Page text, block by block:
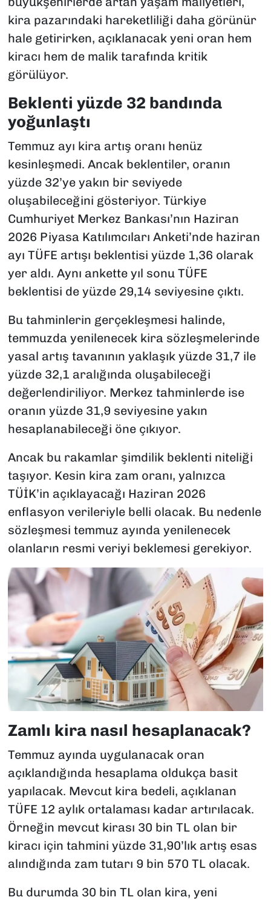
kira pazarındaki hareketliliği daha görünür
hale getirirken, açıklanacak yeni oran hem
kiracı hem de malik tarafında kritik
görülüyor.
Beklenti yüzde 32 bandında
yoğunlaştı
Temmuz ayı kira artış oranı henüz
kesinleşmedi. Ancak beklentiler, oranın
yüzde 32’ye yakın bir seviyede
oluşabileceğini gösteriyor. Türkiye
Cumhuriyet Merkez Bankası’nın Haziran
2026 Piyasa Katılımcıları Anketi’nde haziran
ayı TÜFE artışı beklentisi yüzde 1,36 olarak
yer aldı. Aynı ankette yıl sonu TÜFE
beklentisi de yüzde 29,14 seviyesine çıktı.
Bu tahminlerin gerçekleşmesi halinde,
temmuzda yenilenecek kira sözleşmelerinde
yasal artış tavanının yaklaşık yüzde 31,7 ile
yüzde 32,1 aralığında oluşabileceği
değerlendiriliyor. Merkez tahminlerde ise
oranın yüzde 31,9 seviyesine yakın
hesaplanabileceği öne çıkıyor.
Ancak bu rakamlar şimdilik beklenti niteliği
taşıyor. Kesin kira zam oranı, yalnızca
TÜİK’in açıklayacağı Haziran 2026
enflasyon verileriyle belli olacak. Bu nedenle
sözleşmesi temmuz ayında yenilenecek
olanların resmi veriyi beklemesi gerekiyor.
Zamlı kira nasıl hesaplanacak?
Temmuz ayında uygulanacak oran
açıklandığında hesaplama oldukça basit
yapılacak. Mevcut kira bedeli, açıklanan
TÜFE 12 aylık ortalaması kadar artırılacak.
Örneğin mevcut kirası 30 bin TL olan bir
kiracı için tahmini yüzde 31,90’lık artış esas
alındığında zam tutarı 9 bin 570 TL olacak.
Bu durumda 30 bin TL olan kira, yeni